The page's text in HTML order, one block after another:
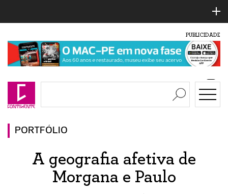
PUBLICIDADE
PORTFÓLIO
A geografia afetiva de
Morgana e Paulo